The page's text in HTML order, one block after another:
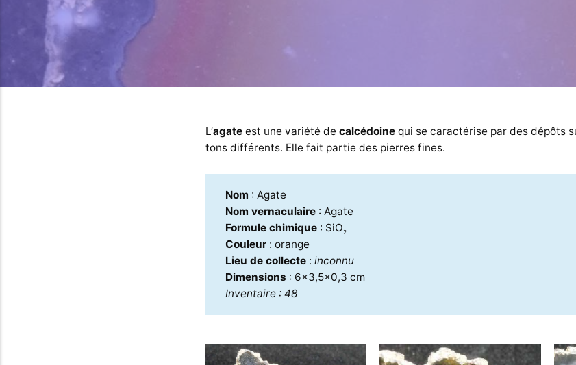
L’agateest une variété de calcédoinequi se caractérise par des dépôts
tons différents. Elle fait partie des pierres fines.
Nom : Agate
Nom vernaculaire: Agate
Formule chimique: SiO2
Couleur : orange
Lieu de collecte : inconnu
Dimensions : 6x3,5x0,3 cm
Inventaire : 48